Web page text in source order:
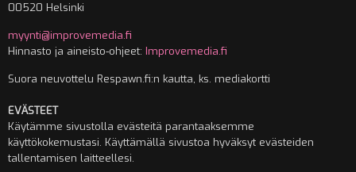
00520 Helsinki
myynti@improvemedia.fi
Hinnasto ja aineisto-ohjeet: Improvemedia.fi
Suora neuvottelu Respawn.fi:n kautta, ks. mediakortti
EVÄSTEET
Käytämme sivustolla evästeitä parantaaksemme
käyttökokemustasi. Käyttämällä sivustoa hyväksyt evästeiden
tallentamisen laitteellesi.